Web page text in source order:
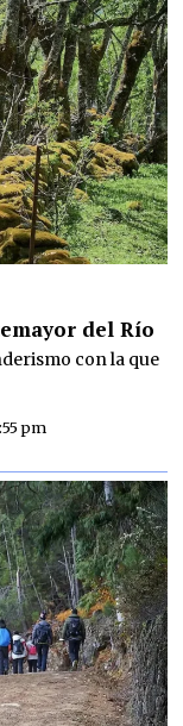
del Río
con la que
pm